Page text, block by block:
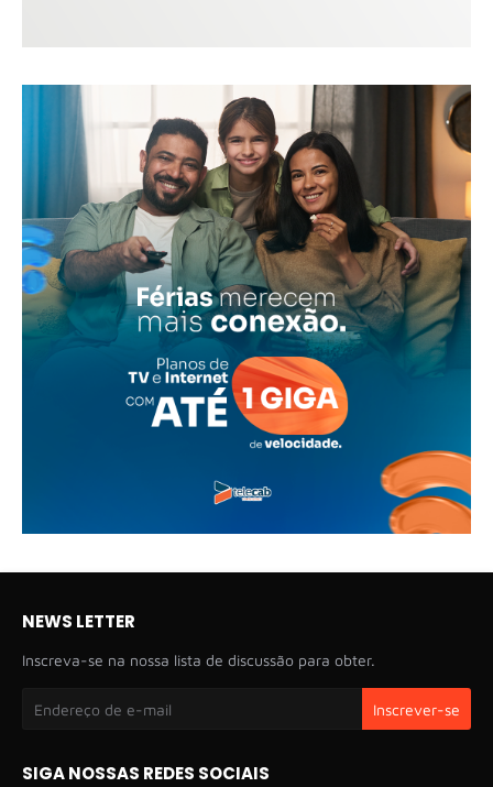
NEWS LETTER
Inscreva-se na nossa lista de discussão para obter.
SIGA NOSSAS REDES SOCIAIS